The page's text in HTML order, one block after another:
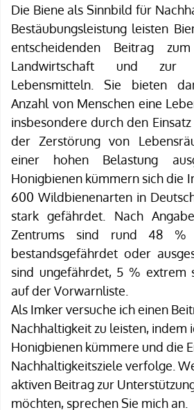
Die Biene als Sinnbild für
Bestäubungsleistung leisten
entscheidenden Beitrag
Landwirtschaft und zur
Lebensmitteln. Sie bieten
Anzahl von Menschen eine
insbesondere durch den
der Zerstörung von
einer hohen Belastung
Honigbienen kümmern sich die
600 Wildbienenarten in
stark gefährdet. Nach
Zentrums sind rund 48 %
bestandsgefährdet oder
sind ungefährdet, 5 % extrem
auf der Vorwarnliste.
Als Imker versuche ich einen
Nachhaltigkeit zu leisten, indem
Honigbienen kümmere und die
Nachhaltigkeitsziele verfolge.
aktiven Beitrag zur
möchten, sprechen Sie mich an.